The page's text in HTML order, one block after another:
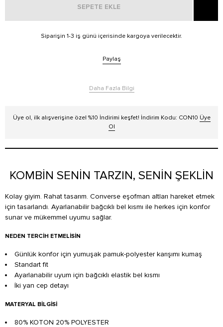
SEPETE EKLE
Siparişin 1-3 iş günü içerisinde kargoya verilecektir.
Paylaş
Daha Fazla Bilgi
Üye ol, ilk alışverişine özel %10 İndirimi keşfet! İndirim Kodu: CON10 Üye
Ol
KOMBİN SENİN TARZIN, SENİN ŞEKLİN
Kolay giyim. Rahat tasarım. Converse eşofman altları hareket etmek
için tasarlandı. Ayarlanabilir bağcıklı bel kısmı ile herkes için konfor
sunar ve mükemmel uyumu sağlar.
NEDEN TERCIH ETMELISIN
Günlük konfor için yumuşak pamuk-polyester karışımı kumaş
Standart fit
Ayarlanabilir uyum için bağcıklı elastik bel kısmı
İki yan cep detayı
MATERYAL BILGISI
80% KOTON 20% POLYESTER